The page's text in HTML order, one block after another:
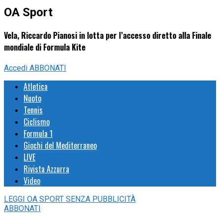
OA Sport
Vela, Riccardo Pianosi in lotta per l’accesso diretto alla Finale
mondiale di Formula Kite
Accedi ABBONATI
Atletica
Nuoto
Tennis
Ciclismo
Formula 1
Giochi del Mediterraneo
LIVE
Rivista Azzurra
Video
LEGGI OA SPORT SENZA PUBBLICITÀ
ABBONATI